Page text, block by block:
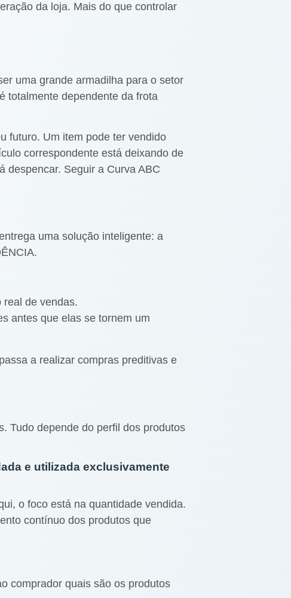
da loja. Mais do que controlar
uma grande armadilha para o setor
totalmente dependente da frota
futuro. Um item pode ter vendido
correspondente está deixando de
Seguir a Curva ABC
uma solução inteligente: a
real de vendas.
antes que elas se tornem um
a realizar compras preditivas e
Tudo depende do perfil dos produtos
e utilizada exclusivamente
o foco está na quantidade vendida.
contínuo dos produtos que
comprador quais são os produtos